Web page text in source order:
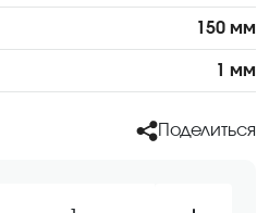
150 мм
1 мм
Поделиться